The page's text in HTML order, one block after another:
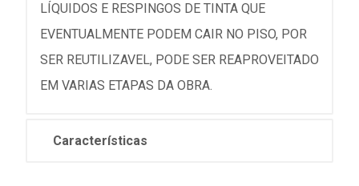
LÍQUIDOS E RESPINGOS DE TINTA QUE
EVENTUALMENTE PODEM CAIR NO PISO, POR
SER REUTILIZAVEL, PODE SER REAPROVEITADO
EM VARIAS ETAPAS DA OBRA.
Características